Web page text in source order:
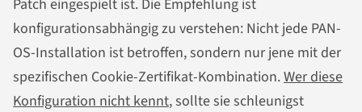
Patch eingespielt ist. Die Empfehlung ist
konfigurationsabhängig zu verstehen: Nicht jede PAN-
OS-Installation ist betroffen, sondern nur jene mit der
spezifischen Cookie-Zertifikat-Kombination.Wer diese
Konfiguration nicht kennt, sollte sie schleunigst